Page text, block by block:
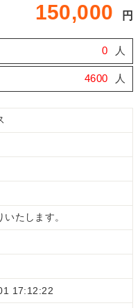
150,000 円
0 人
4600 人
いたします。
17:12:22